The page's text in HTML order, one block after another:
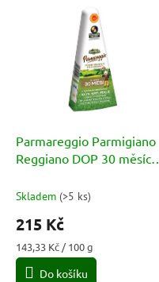
Parmareggio Parmigiano
Reggiano DOP 30 měsíců
Skladem (>5 ks)
215 Kč
Měrná
cena:
143,33 Kč / 100 g
Do košíku